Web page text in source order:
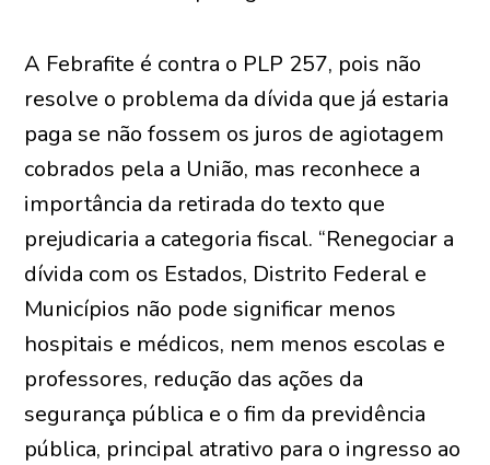
A Febrafite é contra o PLP 257, pois não
resolve o problema da dívida que já estaria
paga se não fossem os juros de agiotagem
cobrados pela a União, mas reconhece a
importância da retirada do texto que
prejudicaria a categoria fiscal. “Renegociar a
dívida com os Estados, Distrito Federal e
Municípios não pode significar menos
hospitais e médicos, nem menos escolas e
professores, redução das ações da
segurança pública e o fim da previdência
pública, principal atrativo para o ingresso ao